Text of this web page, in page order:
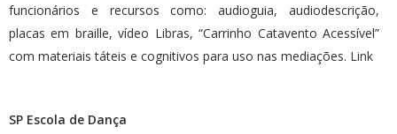
funcionários e recursos como: audioguia, audiodescrição,
placas em braille, vídeo Libras, “Carrinho Catavento Acessível”
com materiais táteis e cognitivos para uso nas mediações. Link
SP Escola de Dança